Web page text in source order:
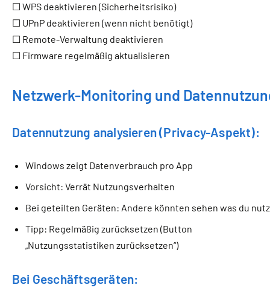
☐ WPS deaktivieren (Sicherheitsrisiko)
☐ UPnP deaktivieren (wenn nicht benötigt)
☐ Remote-Verwaltung deaktivieren
☐ Firmware regelmäßig aktualisieren
Netzwerk-Monitoring und
Datennutzung analysieren (Privacy-Aspekt):
Windows zeigt Datenverbrauch pro App
Vorsicht: Verrät Nutzungsverhalten
Bei geteilten Geräten: Andere könnten sehen was du
Tipp: Regelmäßig zurücksetzen (Button
„Nutzungsstatistiken zurücksetzen“)
Bei Geschäftsgeräten: